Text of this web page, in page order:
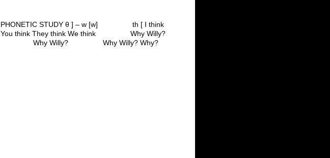
PHONETIC STUDY θ ] – w [w] th [ I think
You think They think We think Why Willy?
Why Willy? Why Willy? Why?